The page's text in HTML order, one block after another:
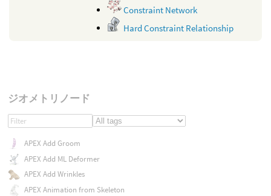
Constraint Network
Hard Constraint Relationship
ジオメトリノード
APEX Add Groom
APEX Add ML Deformer
APEX Add Wrinkles
APEX Animation from Skeleton